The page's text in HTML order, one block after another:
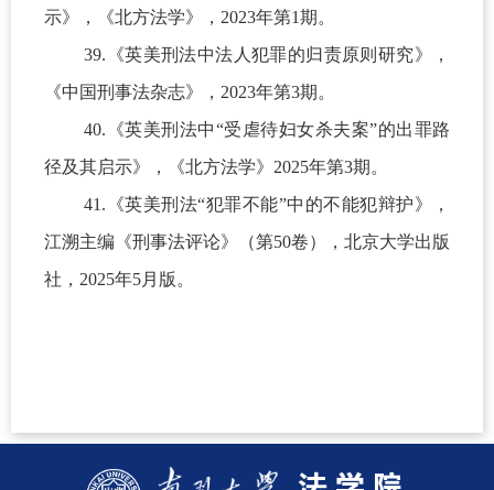
示》，《北方法学》，2023年第1期。
39.《英美刑法中法人犯罪的归责原则研究》，
《中国刑事法杂志》，2023年第3期。
40.《英美刑法中“受虐待妇女杀夫案”的出罪路
径及其启示》，《北方法学》2025年第3期。
41.《英美刑法“犯罪不能”中的不能犯辩护》，
江溯主编《刑事法评论》（第50卷），北京大学出版
社，2025年5月版。